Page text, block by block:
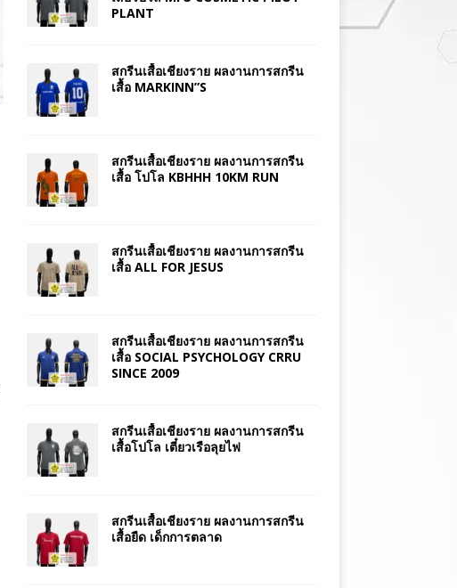
PLANT
สกรีนเสื้อเชียงราย ผลงานการสกรีน
เสื้อ MARKINN”S
สกรีนเสื้อเชียงราย ผลงานการสกรีน
เสื้อ โปโล KBHHH 10KM RUN
สกรีนเสื้อเชียงราย ผลงานการสกรีน
เสื้อ ALL FOR JESUS
สกรีนเสื้อเชียงราย ผลงานการสกรีน
เสื้อ SOCIAL PSYCHOLOGY CRRU
SINCE 2009
สกรีนเสื้อเชียงราย ผลงานการสกรีน
เสื้อโปโล เตี๋ยวเรือลุยไฟ
สกรีนเสื้อเชียงราย ผลงานการสกรีน
เสื้อยืด เด็กการตลาด